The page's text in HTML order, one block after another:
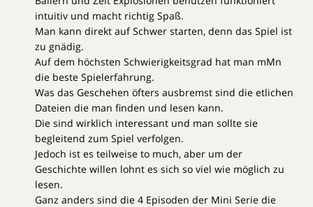
intuitiv und macht richtig Spaß.
Man kann direkt auf Schwer starten, denn das Spiel ist
zu gnädig.
Auf dem höchsten Schwierigkeitsgrad hat man mMn
die beste Spielerfahrung.
Was das Geschehen öfters ausbremst sind die etlichen
Dateien die man finden und lesen kann.
Die sind wirklich interessant und man sollte sie
begleitend zum Spiel verfolgen.
Jedoch ist es teilweise to much, aber um der
Geschichte willen lohnt es sich so viel wie möglich zu
lesen.
Ganz anders sind die 4 Episoden der Mini Serie die